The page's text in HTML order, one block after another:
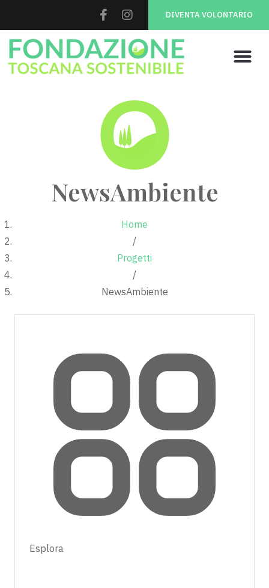
DIVENTA VOLONTARIO
NewsAmbiente
Home
/
Progetti
/
NewsAmbiente
Esplora